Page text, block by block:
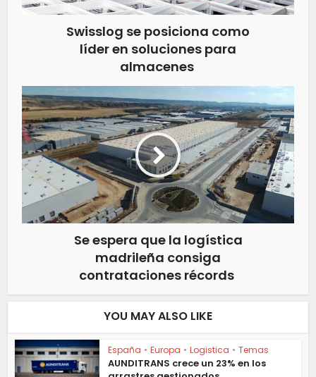
Swisslog se posiciona como
líder en soluciones para
almacenes
Se espera que la logística
madrileña consiga
contrataciones récords
YOU MAY ALSO LIKE
España • Europa • Logistica • Temas
AUNDITRANS crece un 23% en los